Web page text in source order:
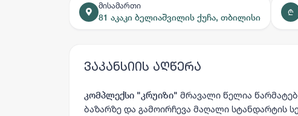
მისამართი
81 აკაკი ბელიაშვილის ქუჩა, თბილისი
₾
ვაკანსიის აღწერა
კომპლექსი "კრუიზი" მრავალი წელია
ბაზარზე და გამოირჩევა მაღალი სტანდარტის